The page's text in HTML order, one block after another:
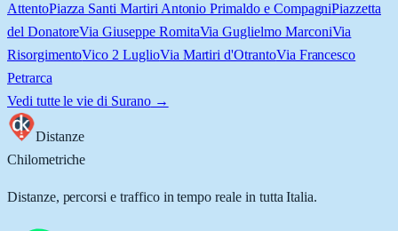
AttentoPiazza Santi Martiri Antonio Primaldo e CompagniPiazzetta
del DonatoreVia Giuseppe RomitaVia Guglielmo MarconiVia
RisorgimentoVico 2 LuglioVia Martiri d'OtrantoVia Francesco
Petrarca
Vedi tutte le vie di Surano→
Distanze
Chilometriche
Distanze, percorsi e traffico in tempo reale in tutta Italia.